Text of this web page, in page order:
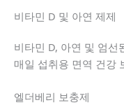
비타민 D 및 아연 제제
비타민 D, 아연 및 엄선
매일 섭취용 면역 건강
엘더베리 보충제